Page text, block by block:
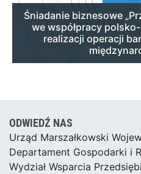
Śniadanie biznesowe
we współpracy
realizacji operacji
ODWIEDŹ NAS
Urząd Marszałkowski
Departament Gospodarki i
Wydział Wsparcia